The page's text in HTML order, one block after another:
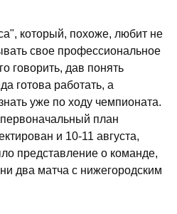
который, похоже, любит не
свое профессиональное
говорить, дав понять
готова работать, а
уже по ходу чемпионата.
план
и 10-11 августа,
представление о команде,
два матча с нижегородским